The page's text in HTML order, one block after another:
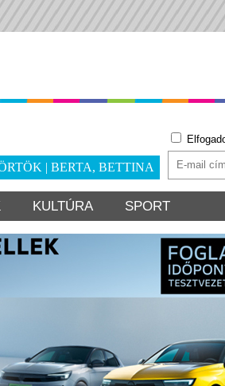
| BERTA, BETTINA
KULTÚRA SPORT